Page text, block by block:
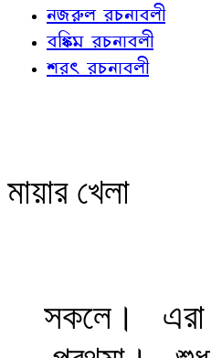
নজরুল রচনাবলী
বঙ্কিম রচনাবলী
শরৎ রচনাবলী
মায়ার খেলা
সকলে। এরা